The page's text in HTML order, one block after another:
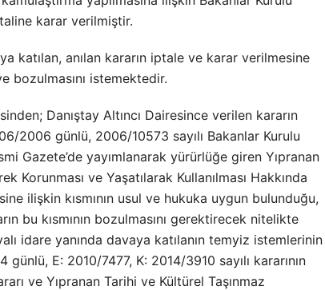
karar verilmiştir.
katılan, anılan kararın iptale ve karar verilmesine
bozulmasını istemektedir.
Danıştay Altıncı Dairesince verilen kararın
2006 günlü, 2006/10573 sayılı Bakanlar Kurulu
Gazete’de yayımlanarak yürürlüğe giren Yıpranan
Korunması ve Yaşatılarak Kullanılması Hakkında
ilişkin kısmının usul ve hukuka uygun bulunduğu,
bu kısmının bozulmasını gerektirecek nitelikte
idare yanında davaya katılanın temyiz istemlerinin
E: 2010/7477, K: 2014/3910 sayılı kararının
ve Yıpranan Tarihi ve Kültürel Taşınmaz